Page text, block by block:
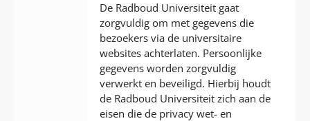
De Radboud Universiteit gaat
zorgvuldig om met gegevens die
bezoekers via de universitaire
websites achterlaten. Persoonlijke
gegevens worden zorgvuldig
verwerkt en beveiligd. Hierbij houdt
de Radboud Universiteit zich aan de
eisen die de privacy wet- en